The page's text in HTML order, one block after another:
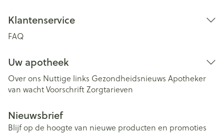
Klantenservice
FAQ
Uw apotheek
Over ons Nuttige links Gezondheidsnieuws Apotheker
van wachtVoorschriftZorgtarieven
Nieuwsbrief
Blijf op de hoogte van nieuwe producten en promoties